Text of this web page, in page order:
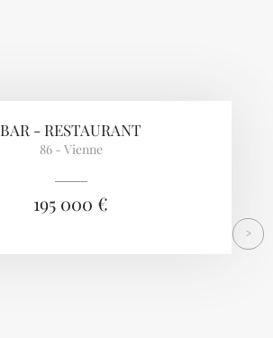
BAR - RESTAURANT
86 - Vienne
195 000 €
>